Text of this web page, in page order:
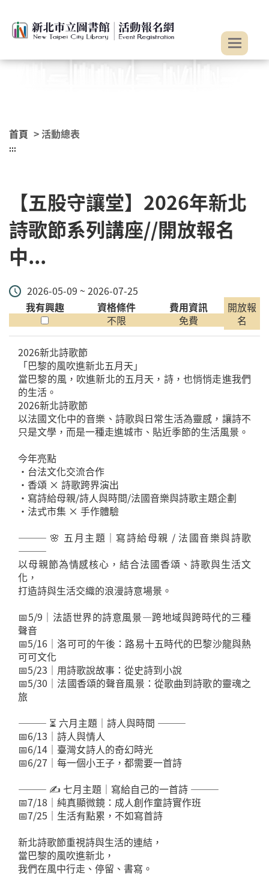
首頁 > 活動總表
:::
【五股守讓堂】2026年新北
詩歌節系列講座//開放報名
中...
2026-05-09 ~ 2026-07-25
我有興趣
資格條件
不限
費用資訊
免費
開放報
名
2026新北詩歌節
「巴黎的風吹進新北五月天」
當巴黎的風，吹進新北的五月天，詩，也悄悄走進我們
的生活。
2026新北詩歌節
以法國文化中的音樂、詩歌與日常生活為靈感，讓詩不
只是文學，而是一種走進城市、貼近季節的生活風景。
今年亮點
・台法文化交流合作
・香頌 × 詩歌跨界演出
・寫詩給母親/詩人與時間/法國音樂與詩歌主題企劃
・法式市集 × 手作體驗
——— 🌸 五月主題｜寫詩給母親 / 法國音樂與詩歌
———
以母親節為情感核心，結合法國香頌、詩歌與生活文
化，
打造詩與生活交織的浪漫詩意場景。
📅5/9｜法語世界的詩意風景—跨地域與跨時代的三種
聲音
📅5/16｜洛可可的午後：路易十五時代的巴黎沙龍與熱
可可文化
📅5/23｜用詩歌說故事：從史詩到小說
📅5/30｜法國香頌的聲音風景：從歌曲到詩歌的靈魂之
旅
——— ⏳ 六月主題｜詩人與時間 ———
📅6/13｜詩人與情人
📅6/14｜臺灣女詩人的奇幻時光
📅6/27｜每一個小王子，都需要一首詩
——— ✍️ 七月主題｜寫給自己的一首詩 ———
📅7/18｜純真顯微鏡：成人創作童詩實作班
📅7/25｜生活有點累，不如寫首詩
新北詩歌節重視詩與生活的連結，
當巴黎的風吹進新北，
我們在風中行走、停留、書寫。